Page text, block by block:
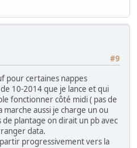
#9
pour certaines nappes
10-2014 que je lance et qui
fonctionner côté midi ( pas de
marche aussi je charge un ou
de plantage on dirait un pb avec
data.
progressivement vers la